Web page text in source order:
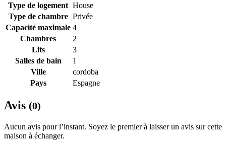
Type de logement House
Type de chambre Privée
Capacité maximale 4
Chambres
2
Lits
3
Salles de bain
1
Ville
cordoba
Pays
Espagne
Avis (0)
Aucun avis pour l’instant. Soyez le premier à laisser un avis sur cette
maison à échanger.